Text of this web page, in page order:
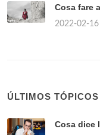
Cosa fare
2022-02-16
ÚLTIMOS TÓPICOS
Cosa dice